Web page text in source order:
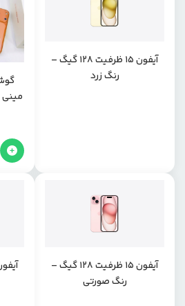
آیفون ۱۵ ظرفیت ۱۲۸ گیگ –
رنگ زرد
آیفون ۱۵ ظرفیت ۱۲۸ گیگ –
رنگ صورتی